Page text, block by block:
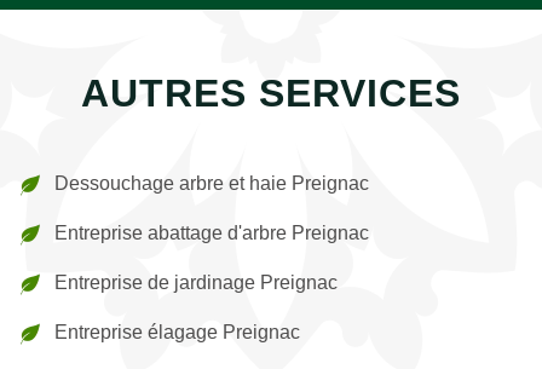
AUTRES SERVICES
Dessouchage arbre et haie Preignac
Entreprise abattage d'arbre Preignac
Entreprise de jardinage Preignac
Entreprise élagage Preignac